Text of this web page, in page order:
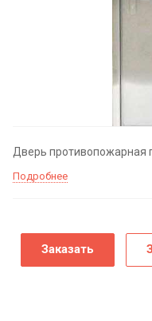
Дверь противопожарная
Подробнее
Заказать